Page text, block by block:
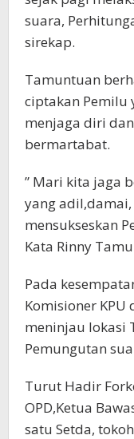
suara,
sirekap.
Tamuntuan
ciptakan Pemilu
menjaga diri
bermartabat.
” Mari kita jaga
yang
mensukseskan
Kata Rinny
Pada
Komisioner
meninjau lokasi
Pemungutan
Turut Hadir
OPD,Ketua
satu Setda,